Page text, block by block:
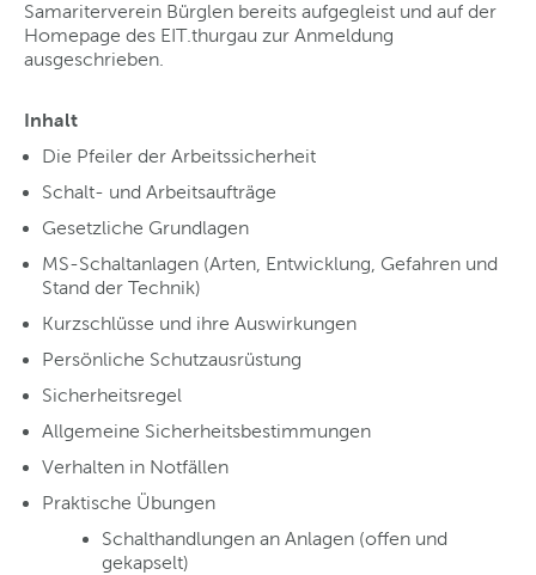
Samariterverein Bürglen bereits aufgegleist und auf der
Homepage des EIT.thurgau zur Anmeldung
ausgeschrieben.
Inhalt
Die Pfeiler der Arbeitssicherheit
Schalt- und Arbeitsaufträge
Gesetzliche Grundlagen
MS-Schaltanlagen (Arten, Entwicklung, Gefahren und
Stand der Technik)
Kurzschlüsse und ihre Auswirkungen
Persönliche Schutzausrüstung
Sicherheitsregel
Allgemeine Sicherheitsbestimmungen
Verhalten in Notfällen
Praktische Übungen
Schalthandlungen an Anlagen (offen und
gekapselt)